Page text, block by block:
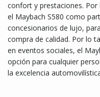
confort y prestaciones.
el Maybach S580 como
concesionarios de lujo,
compra de calidad. Por lo
en eventos sociales, el
opción para cualquier
la excelencia